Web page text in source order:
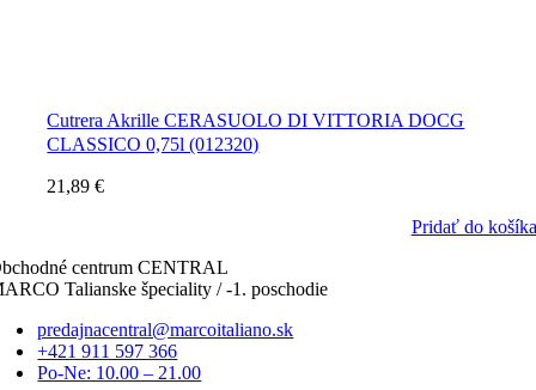
Cutrera Akrille CERASUOLO DI VITTORIA DOCG
CLASSICO 0,75l (012320)
21,89€
Pridať do košíka
centrum CENTRAL
Talianske špeciality / -1. poschodie
predajnacentral@marcoitaliano.sk
+421 911 597 366
Po-Ne: 10.00 – 21.00